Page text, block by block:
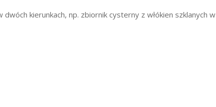
dwóch kierunkach, np. zbiornik cysterny z włókien szklanych w